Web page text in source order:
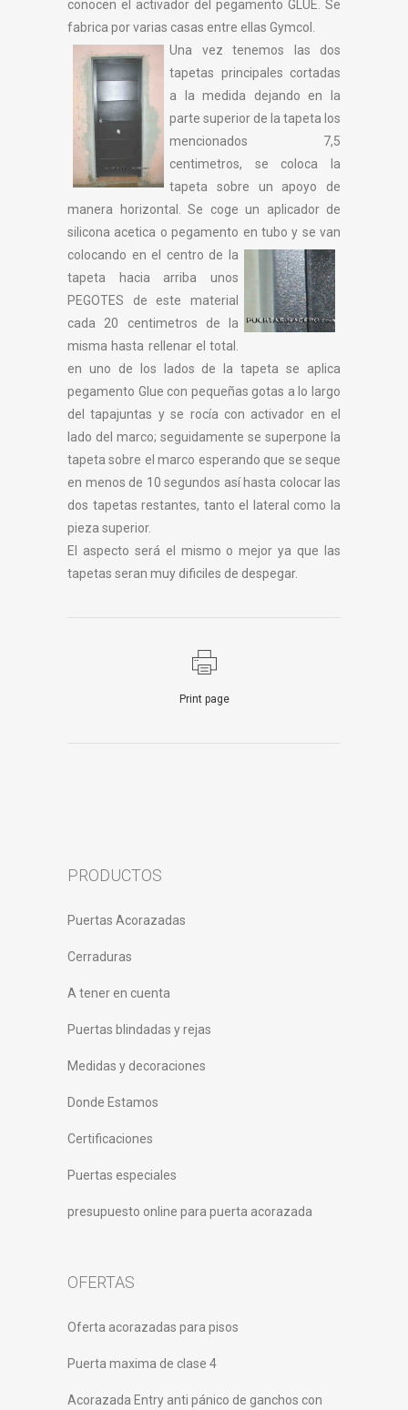
conocen el activador del pegamento GLUE. Se
fabrica por varias casas entre ellas Gymcol.
Una vez tenemos las dos
tapetas principales cortadas
a la medida dejando en la
parte superior de la tapeta los
mencionados 7,5
centimetros, se coloca la
tapeta sobre un apoyo de
manera horizontal. Se coge un aplicador de
silicona acetica o pegamento en tubo y se van
colocando en el centro de la
tapeta hacia arriba unos
PEGOTES de este material
cada 20 centimetros de la
misma hasta rellenar el total.
en uno de los lados de la tapeta se aplica
pegamento Glue con pequeñas gotas a lo largo
del tapajuntas y se rocía con activador en el
lado del marco; seguidamente se superpone la
tapeta sobre el marco esperando que se seque
en menos de 10 segundos así hasta colocar las
dos tapetas restantes, tanto el lateral como la
pieza superior.
El aspecto será el mismo o mejor ya que las
tapetas seran muy dificiles de despegar.
Print page
PRODUCTOS
Puertas Acorazadas
Cerraduras
A tener en cuenta
Puertas blindadas y rejas
Medidas y decoraciones
Donde Estamos
Certificaciones
Puertas especiales
presupuesto online para puerta acorazada
OFERTAS
Oferta acorazadas para pisos
Puerta maxima de clase 4
Acorazada Entry anti pánico de ganchos con